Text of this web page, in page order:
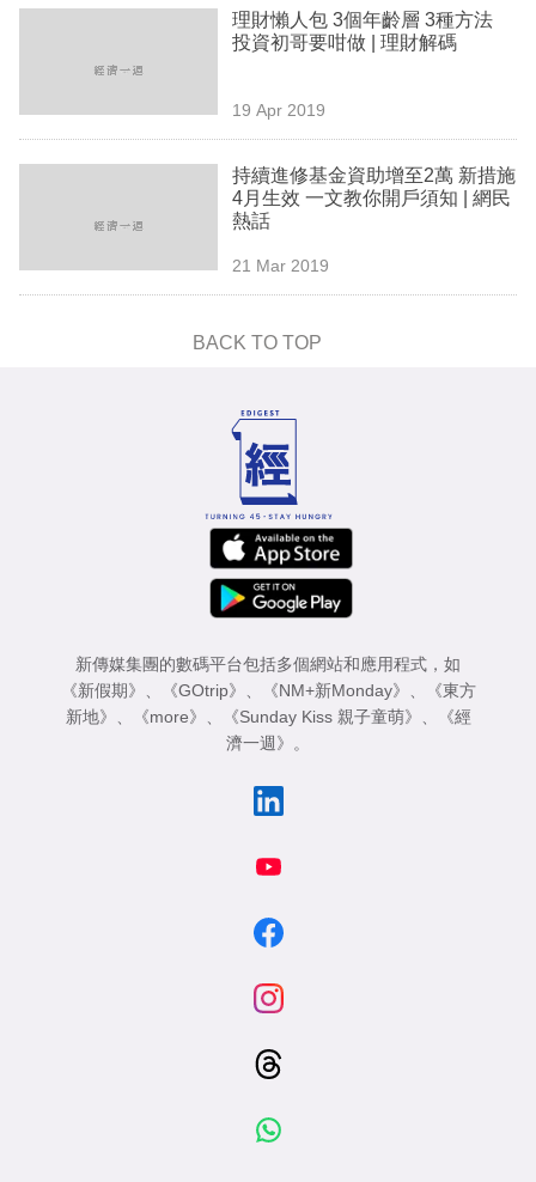
欄
區
理財懶人包 3個年齡層 3種方法
投資初哥要咁做 | 理財解碼
19 Apr 2019
持續進修基金資助增至2萬 新措施
4月生效 一文教你開戶須知 | 網民
熱話
21 Mar 2019
BACK TO TOP
新傳媒集團的數碼平台包括多個網站和應用程式，如
《新假期》
《GOtrip》 《NM+新Monday》
《東方
新地》
《more》 《Sunday Kiss 親子童萌》
《經
濟一週》
。